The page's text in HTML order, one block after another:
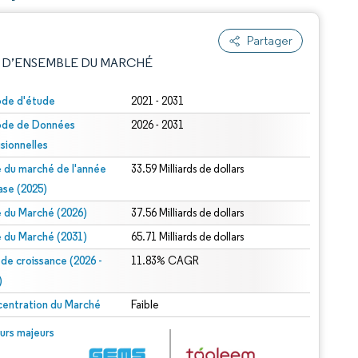
Partager
DU MARCHÉ
d'étude 2021 - 2031
de Données
2026 - 2031
du marché de l'année
(2025)
33.59 Milliards de dollars
du Marché (2026) 37.56 Milliards de dollars
du Marché (2031) 65.71 Milliards de dollars
croissance (2026 -
11.83% CAGR
du Marché Faible
majeurs
© Mordor Intelligence. La réutilisation nécessite une attribution sous CC BY 4.0.
sous CC BY 4.0.